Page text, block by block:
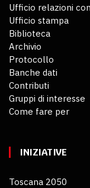
Ufficio relazioni
Ufficio stampa
Biblioteca
Archivio
Protocollo
Banche dati
Contributi
Gruppi di interesse
Come fare per
INIZIATIVE
Toscana 2050